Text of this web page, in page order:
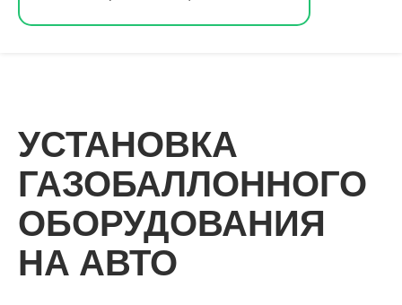
УСТАНОВКА
ГАЗОБАЛЛОННОГО
ОБОРУДОВАНИЯ
НА АВТО